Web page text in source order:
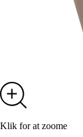
Klik for at zoome